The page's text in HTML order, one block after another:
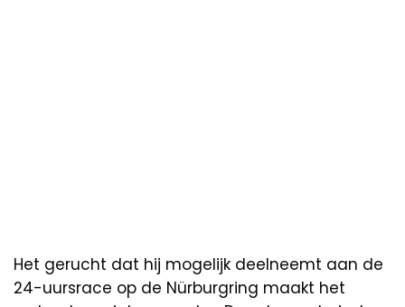
Het gerucht dat hij mogelijk deelneemt aan de
24-uursrace op de Nürburgring maakt het